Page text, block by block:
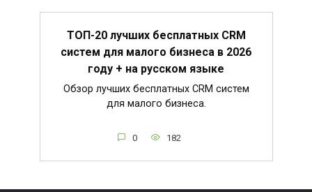
ТОП-20 лучших бесплатных CRM
систем для малого бизнеса в 2026
году + на русском языке
Обзор лучших бесплатных CRM систем
для малого бизнеса.
0 182